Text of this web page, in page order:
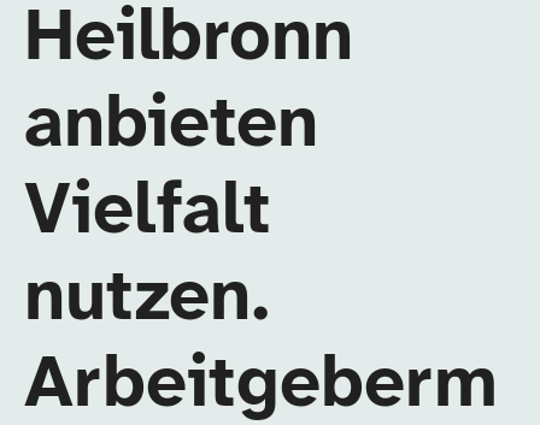
Heilbronn
anbieten
Vielfalt
nutzen.
Arbeitgeberm